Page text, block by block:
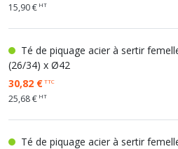
15,90 € HT
Té de piquage acier à sertir
(26/34) x Ø42
30,82 €TTC
25,68 € HT
Té de piquage acier à sertir